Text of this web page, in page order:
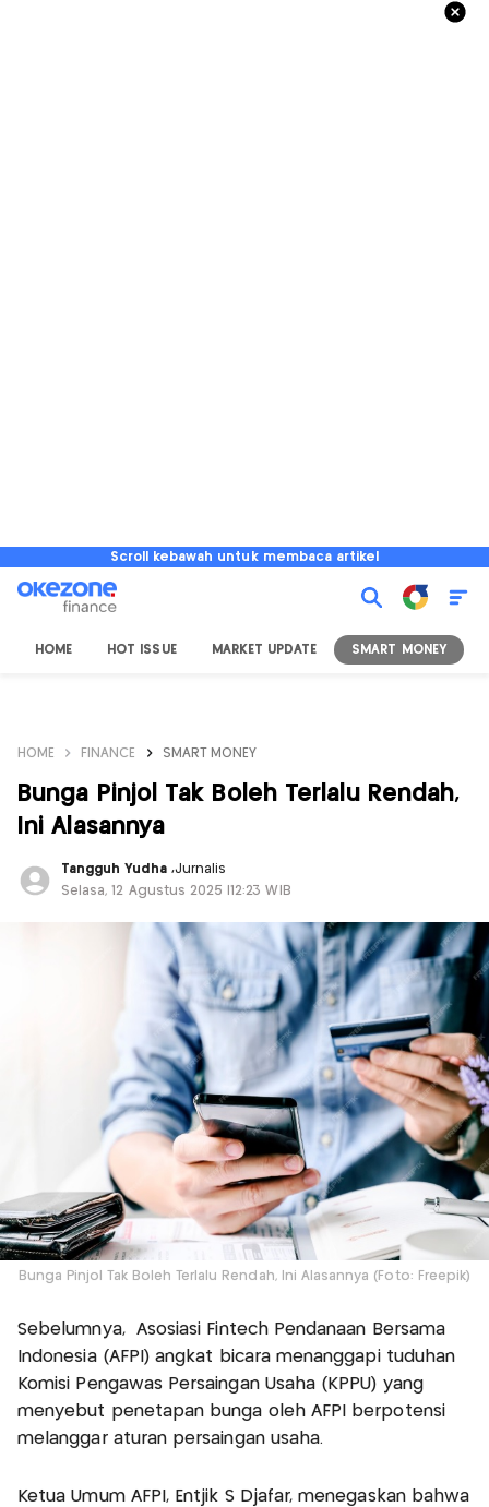
Scroll kebawah untuk membaca artikel
HOME HOT ISSUE MARKET UPDATE SMART MONEY
HOME FINANCE SMART MONEY
Bunga Pinjol Tak Boleh Terlalu Rendah,
Ini Alasannya
Tangguh Yudha ,Jurnalis
Selasa, 12 Agustus 2025 |12:23 WIB
Bunga Pinjol Tak Boleh Terlalu Rendah, Ini Alasannya (Foto: Freepik)
Sebelumnya, Asosiasi Fintech Pendanaan Bersama
Indonesia (AFPI) angkat bicara menanggapi tuduhan
Komisi Pengawas Persaingan Usaha (KPPU) yang
menyebut penetapan bunga oleh AFPI berpotensi
melanggar aturan persaingan usaha.
Ketua Umum AFPI, Entjik S Djafar, menegaskan bahwa